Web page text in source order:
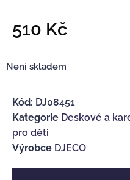
510 Kč
Není skladem
Kód: DJ08451
Kategorie Deskové a
pro děti
Výrobce DJECO